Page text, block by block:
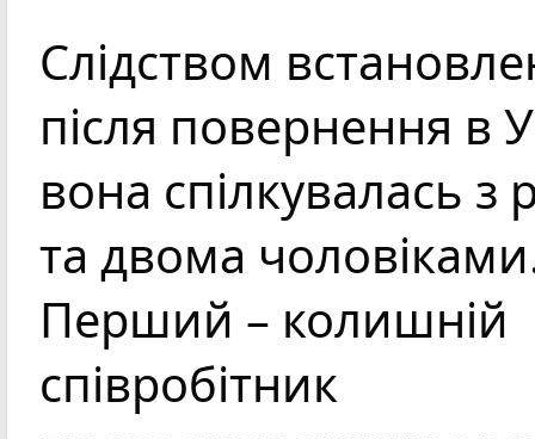
Слідством
після повернення в
вона спілкувалась
та двома
Перший – колишній
співробітник